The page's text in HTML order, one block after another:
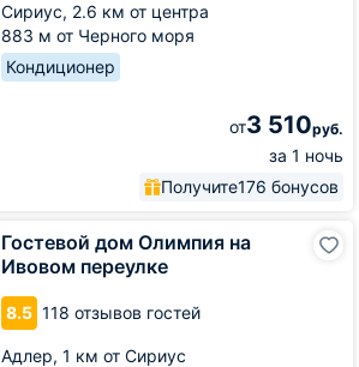
Сириус, 2.6 км от центра
883 м от Черного моря
Кондиционер
от3 510руб.
за 1 ночь
Получите176 бонусов
Гостевой дом Олимпия на
Ивовом переулке
8.5 118 отзывов гостей
Адлер, 1 км от Сириус